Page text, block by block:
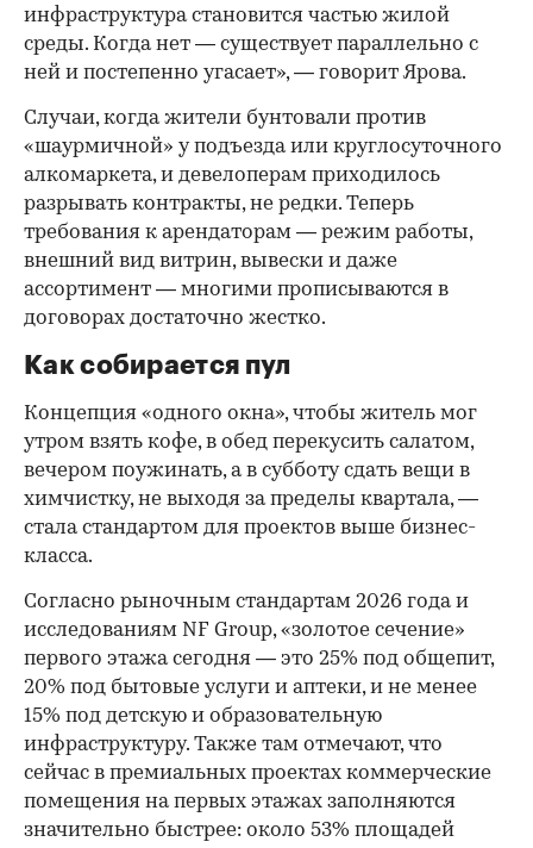
инфраструктура становится частью жилой
среды. Когда нет — существует параллельно с
ней и постепенно угасает», — говорит Ярова.
Случаи, когда жители бунтовали против
«шаурмичной» у подъезда или круглосуточного
алкомаркета, и девелоперам приходилось
разрывать контракты, не редки. Теперь
требования к арендаторам — режим работы,
внешний вид витрин, вывески и даже
ассортимент — многими прописываются в
договорах достаточно жестко.
Как собирается пул
Концепция «одного окна», чтобы житель мог
утром взять кофе, в обед перекусить салатом,
вечером поужинать, а в субботу сдать вещи в
химчистку, не выходя за пределы квартала, —
стала стандартом для проектов выше бизнес-
класса.
Согласно рыночным стандартам 2026 года и
исследованиям NF Group, «золотое сечение»
первого этажа сегодня — это 25% под общепит,
20% под бытовые услуги и аптеки, и не менее
15% под детскую и образовательную
инфраструктуру. Также там отмечают, что
сейчас в премиальных проектах коммерческие
помещения на первых этажах заполняются
значительно быстрее: около 53% площадей